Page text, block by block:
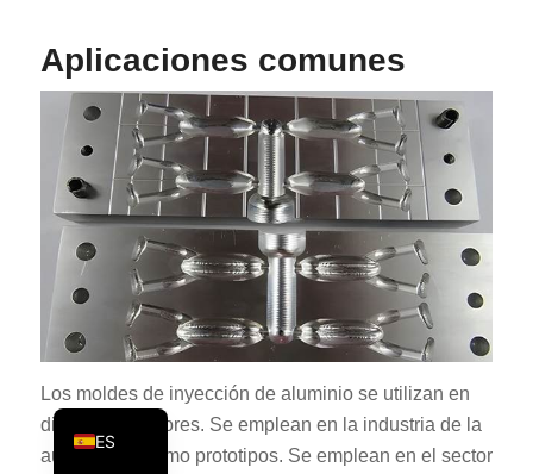
Aplicaciones comunes
Los moldes de inyección de aluminio se utilizan en
diferentes sectores. Se emplean en la industria de la
automoción como prototipos. Se emplean en el sector
ES
EN
IT
RU
NL
PL
TR
AR
JA